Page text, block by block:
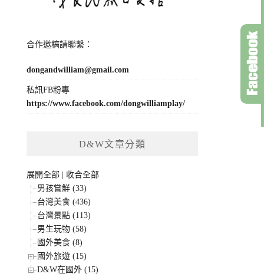
合作邀稿請聯繫：
dongandwilliam@gmail.com
私訊FB粉專
https://www.facebook.com/dongwilliamplay/
D&W文章分類
展開全部
收合全部
男孩嘗鮮 (33)
台灣美食 (436)
台灣景點 (113)
男生玩物 (58)
國外美食 (8)
國外旅遊 (15)
D&W在國外 (15)